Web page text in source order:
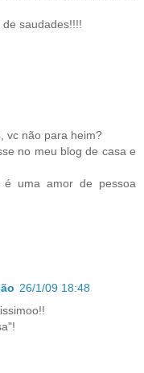
saudades!!!!
vc não para heim?
no meu blog de casa e
uma amor de pessoa
26/1/09 18:48